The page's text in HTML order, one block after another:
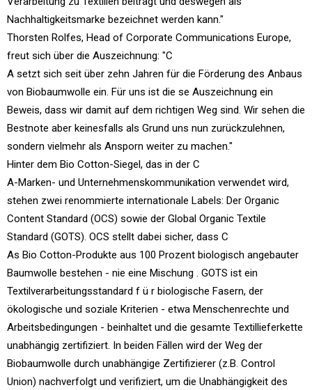
Nachhaltigkeitsmarke bezeichnet werden kann."
Thorsten Rolfes, Head of Corporate Communications Europe,
freut sich über die Auszeichnung: "C
A setzt sich seit über zehn Jahren für die Förderung des Anbaus
von Biobaumwolle ein. Für uns ist die se Auszeichnung ein
Beweis, dass wir damit auf dem richtigen Weg sind. Wir sehen die
Bestnote aber keinesfalls als Grund uns nun zurückzulehnen,
sondern vielmehr als Ansporn weiter zu machen."
Hinter dem Bio Cotton-Siegel, das in der C
A-Marken- und Unternehmenskommunikation verwendet wird,
stehen zwei renommierte internationale Labels: Der Organic
Content Standard (OCS) sowie der Global Organic Textile
Standard (GOTS). OCS stellt dabei sicher, dass C
As Bio Cotton-Produkte aus 100 Prozent biologisch angebauter
Baumwolle bestehen - nie eine Mischung . GOTS ist ein
Textilverarbeitungsstandard f ü r biologische Fasern, der
ökologische und soziale Kriterien - etwa Menschenrechte und
Arbeitsbedingungen - beinhaltet und die gesamte Textillieferkette
unabhängig zertifiziert. In beiden Fällen wird der Weg der
Biobaumwolle durch unabhängige Zertifizierer (z.B. Control
Union) nachverfolgt und verifiziert, um die Unabhängigkeit des